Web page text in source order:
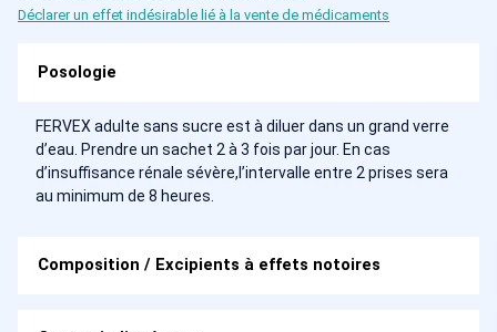
Déclarer un effet indésirable lié à la vente de médicaments
Posologie
FERVEX adulte sans sucre est à diluer dans un grand verre
d’eau. Prendre un sachet 2 à 3 fois par jour. En cas
d’insuffisance rénale sévère,l’intervalle entre 2 prises sera
au minimum de 8 heures.
Composition / Excipients à effets notoires